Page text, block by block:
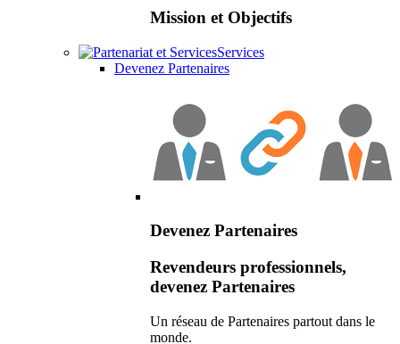
Mission et Objectifs
Services
Devenez Partenaires
Devenez Partenaires
Revendeurs professionnels,
devenez Partenaires
Un réseau de Partenaires partout dans le
monde.